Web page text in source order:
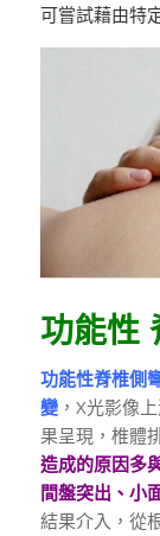
可嘗試藉由特
功能性
功能性脊椎側
變，X光影像
果呈現，椎體
造成的原因多
間盤突出、小
結果介入，從